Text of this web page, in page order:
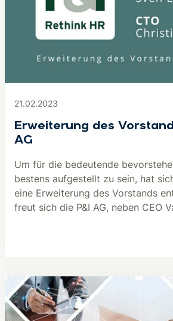
21.02.2023
Erweiterung des
AG
Um für die bedeutende
bestens aufgestellt zu sein, hat
eine Erweiterung des Vorstands
freut sich die P&I AG, neben CEO